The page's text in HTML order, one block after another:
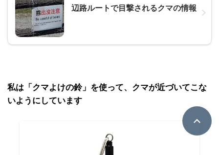
辺路ルートで目撃されるクマの情報
私は「クマよけの鈴」を使って、クマが近づいてこな
いようにしています